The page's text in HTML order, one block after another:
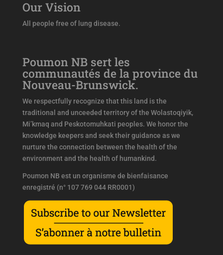
Our Vision
All people free of lung disease.
Poumon NB sert les
communautés de la province du
Nouveau-Brunswick.
We respectfully recognize that this land is the
traditional and unceeded territory of the Wolastoqiyik,
Mi’kmaq and Peskotomuhkati peoples. We honor the
knowledge keepers and seek their guidance as we
nurture the connection between the health of the
environment and the health of humankind.
Poumon NB est un organisme de bienfaisance
enregistré (n° 107 769 044 RR0001)